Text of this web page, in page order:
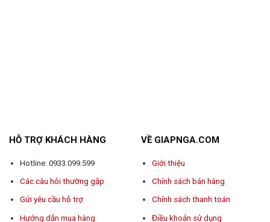
HỖ TRỢ KHÁCH HÀNG
Hotline: 0933.099.599
Các câu hỏi thường gặp
Gửi yêu cầu hỗ trợ
Hướng dẫn mua hàng
VỀ GIAPNGA.COM
Giới thiệu
Chính sách bán hàng
Chính sách thanh toán
Điều khoản sử dụng